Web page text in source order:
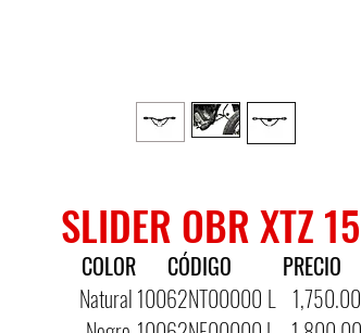
SLIDER OBR XTZ
COLOR CÓDIGO
PRECIO
Natural 10062NT00000 L 1,750.00